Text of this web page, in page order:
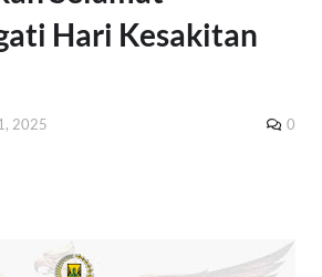
Hari Kesakitan
2025 0